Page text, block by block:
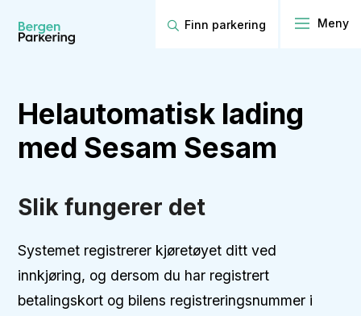
Finn parkering
Helautomatisk lading
med Sesam Sesam
Slik fungerer det
Systemet registrerer kjøretøyet ditt ved
innkjøring, og dersom du har registrert
betalingskort og bilens registreringsnummer i